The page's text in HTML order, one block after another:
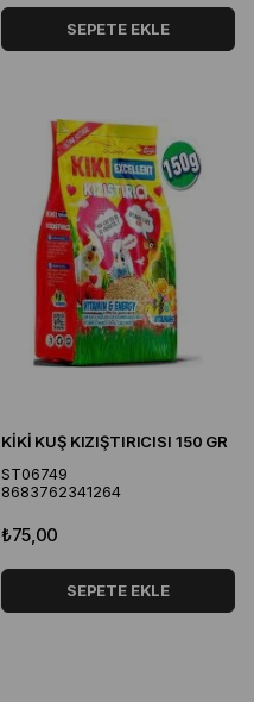
SEPETE EKLE
KİKİ KUŞ KIZIŞTIRICISI 150 GR
ST06749
8683762341264
₺75,00
SEPETE EKLE